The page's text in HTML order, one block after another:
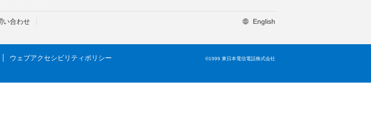
い合わせ English
ウェブアクセシビリティポリシー
©1999 東日本電信電話株式会社